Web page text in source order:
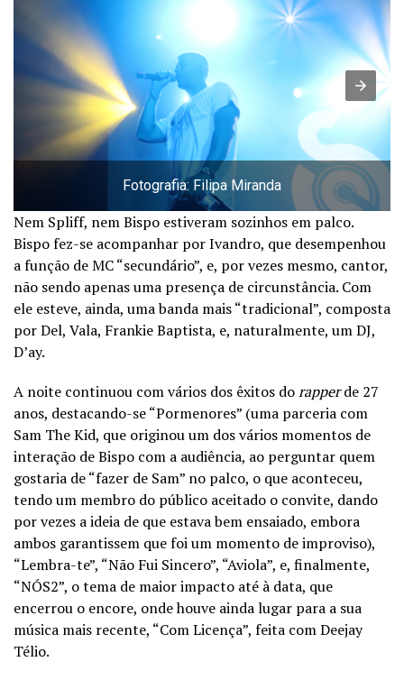
Fotografia: Filipa Miranda
Nem Spliff, nem Bispo estiveram sozinhos em palco.
Bispo fez-se acompanhar por Ivandro, que desempenhou
a função de MC “secundário”, e, por vezes mesmo, cantor,
não sendo apenas uma presença de circunstância. Com
ele esteve, ainda, uma banda mais “tradicional”, composta
por Del, Vala, Frankie Baptista, e, naturalmente, um DJ,
D’ay.
A noite continuou com vários dos êxitos dorapperde 27
anos, destacando-se “Pormenores” (uma parceria com
Sam The Kid, que originou um dos vários momentos de
interação de Bispo com a audiência, ao perguntar quem
gostaria de “fazer de Sam” no palco, o que aconteceu,
tendo um membro do público aceitado o convite, dando
por vezes a ideia de que estava bem ensaiado, embora
ambos garantissem que foi um momento de improviso),
“Lembra-te”, “Não Fui Sincero”, “Aviola”, e, finalmente,
“NÓS2”, o tema de maior impacto até à data, que
encerrou o encore, onde houve ainda lugar para a sua
música mais recente, “Com Licença”, feita com Deejay
Télio.